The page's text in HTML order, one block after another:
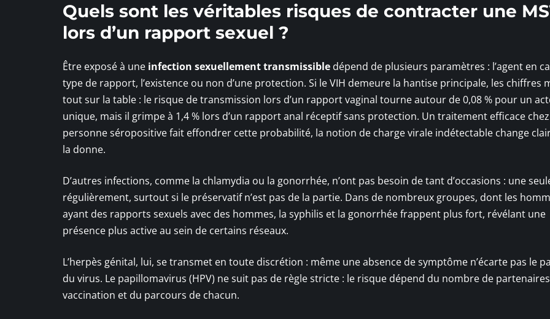
Quels sont les véritables risques de contracter une
lors d’un rapport sexuel ?
Être exposé à une infection sexuellement transmissible dépend de plusieurs paramètres : l’agent en
type de rapport, l’existence ou non d’une protection. Si le VIH demeure la hantise principale, les chiffres
tout sur la table : le risque de transmission lors d’un rapport vaginal tourne autour de 0,08 % pour un
unique, mais il grimpe à 1,4 % lors d’un rapport anal réceptif sans protection. Un traitement efficace
personne séropositive fait effondrer cette probabilité, la notion de charge virale indétectable change
la donne.
D’autres infections, comme la chlamydia ou la gonorrhée, n’ont pas besoin de tant d’occasions : une
régulièrement, surtout si le préservatif n’est pas de la partie. Dans de nombreux groupes, dont les
ayant des rapports sexuels avec des hommes, la syphilis et la gonorrhée frappent plus fort, révélant une
présence plus active au sein de certains réseaux.
L’herpès génital, lui, se transmet en toute discrétion : même une absence de symptôme n’écarte pas le
du virus. Le papillomavirus (HPV) ne suit pas de règle stricte : le risque dépend du nombre de
vaccination et du parcours de chacun.